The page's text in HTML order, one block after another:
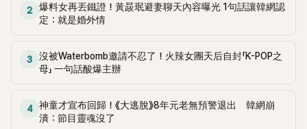
想，既然一直說我有做，那我乾脆把腋下給大家看，證明我根
本沒動過。」一句話說完，全場瞬間炸鍋，來賓又驚又笑。 事實
召開了一場泳裝記者招待會。當時她穿著比基尼站在一排攝影
機前，面對媒體擺出各種姿勢，畫面至今仍被網友津津樂道。
起，節目現場立刻充滿驚呼聲與笑聲，也再次讓人見識到她面
對流言時「豁出去」的直率性格。其實她過去也曾在 SBS 節目
2
爆料女再丟鐵證！黃晸珉避妻聊天內容曝光 1句話讓韓網認
定：就是婚外情
3
沒被Waterbomb邀請不忍了！火辣女團天后自封「K-POP之
母」 一句話酸爆主辦
4
神童才宣布回歸！《大逃脫》8年元老無預警退出 韓網崩
潰：節目靈魂沒了